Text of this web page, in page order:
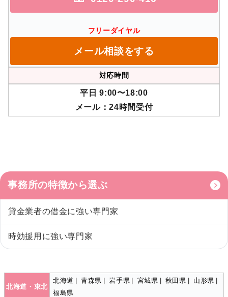
フリーダイヤル
メール相談をする
対応時間
平日 9:00〜18:00
メール：24時間受付
事務所の特徴から選ぶ
貸金業者の借金に強い専門家
時効援用に強い専門家
北海道・東北
北海道 | 青森県 | 岩手県 | 宮城県 | 秋田県 | 山形県 |
福島県